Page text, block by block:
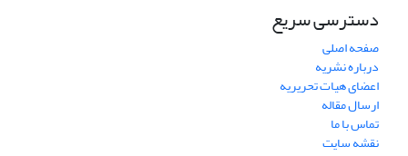
دسترسی سریع
صفحه اصلی
درباره نشریه
اعضای هیات تحریریه
ارسال مقاله
تماس با ما
نقشه سایت